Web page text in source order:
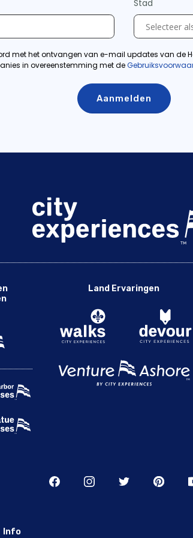
Stad
met het ontvangen van e-mail updates van de
in overeenstemming met de
Land Ervaringen
Info